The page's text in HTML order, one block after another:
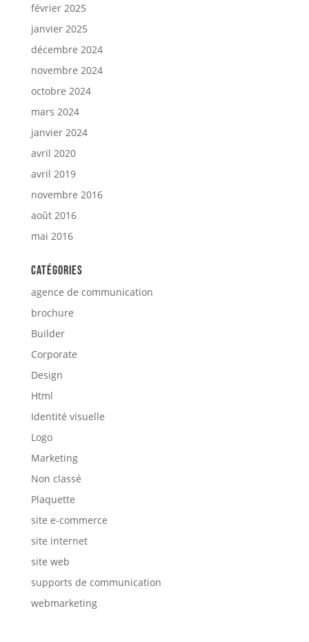
février 2025
janvier 2025
décembre 2024
novembre 2024
octobre 2024
mars 2024
janvier 2024
avril 2020
avril 2019
novembre 2016
août 2016
mai 2016
Catégories
agence de communication
brochure
Builder
Corporate
Design
Html
Identité visuelle
Logo
Marketing
Non classé
Plaquette
site e-commerce
site internet
site web
supports de communication
webmarketing